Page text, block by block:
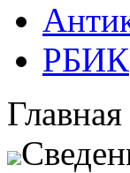
РБИК
Главная